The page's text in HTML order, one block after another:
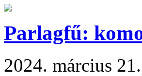
Parlagfű:
2024. március